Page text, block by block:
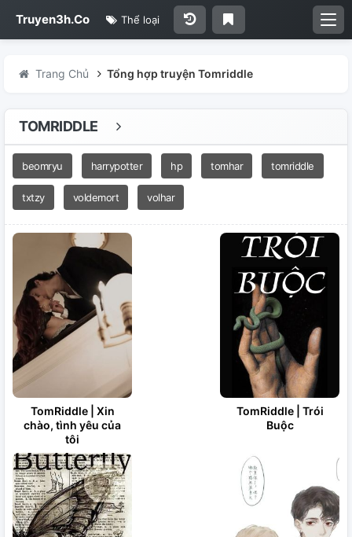
Truyen3h.Co Thể loại
Trang Chủ Tổng hợp truyện Tomriddle
TOMRIDDLE
beomryu harrypotter hp tomhar tomriddle
txtzy voldemort volhar
TomRiddle | Xin
chào, tình yêu của
tôi
TomRiddle | Trói
Buộc